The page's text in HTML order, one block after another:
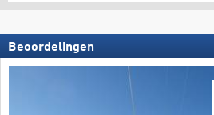
Beoordelingen